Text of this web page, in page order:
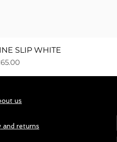
View
SLIP WHITE
us
and returns